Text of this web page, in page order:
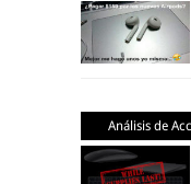
Análisis de